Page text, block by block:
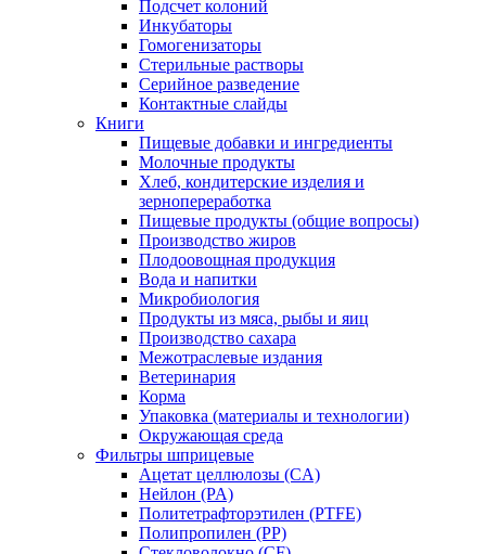
Подсчет колоний
Инкубаторы
Гомогенизаторы
Стерильные растворы
Серийное разведение
Контактные слайды
Книги
Пищевые добавки и ингредиенты
Молочные продукты
Хлеб, кондитерские изделия и
зернопереработка
Пищевые продукты (общие вопросы)
Производство жиров
Плодоовощная продукция
Вода и напитки
Микробиология
Продукты из мяса, рыбы и яиц
Производство сахара
Межотраслевые издания
Ветеринария
Корма
Упаковка (материалы и технологии)
Окружающая среда
Фильтры шприцевые
Ацетат целлюлозы (CA)
Нейлон (PA)
Политетрафторэтилен (PTFE)
Полипропилен (PP)